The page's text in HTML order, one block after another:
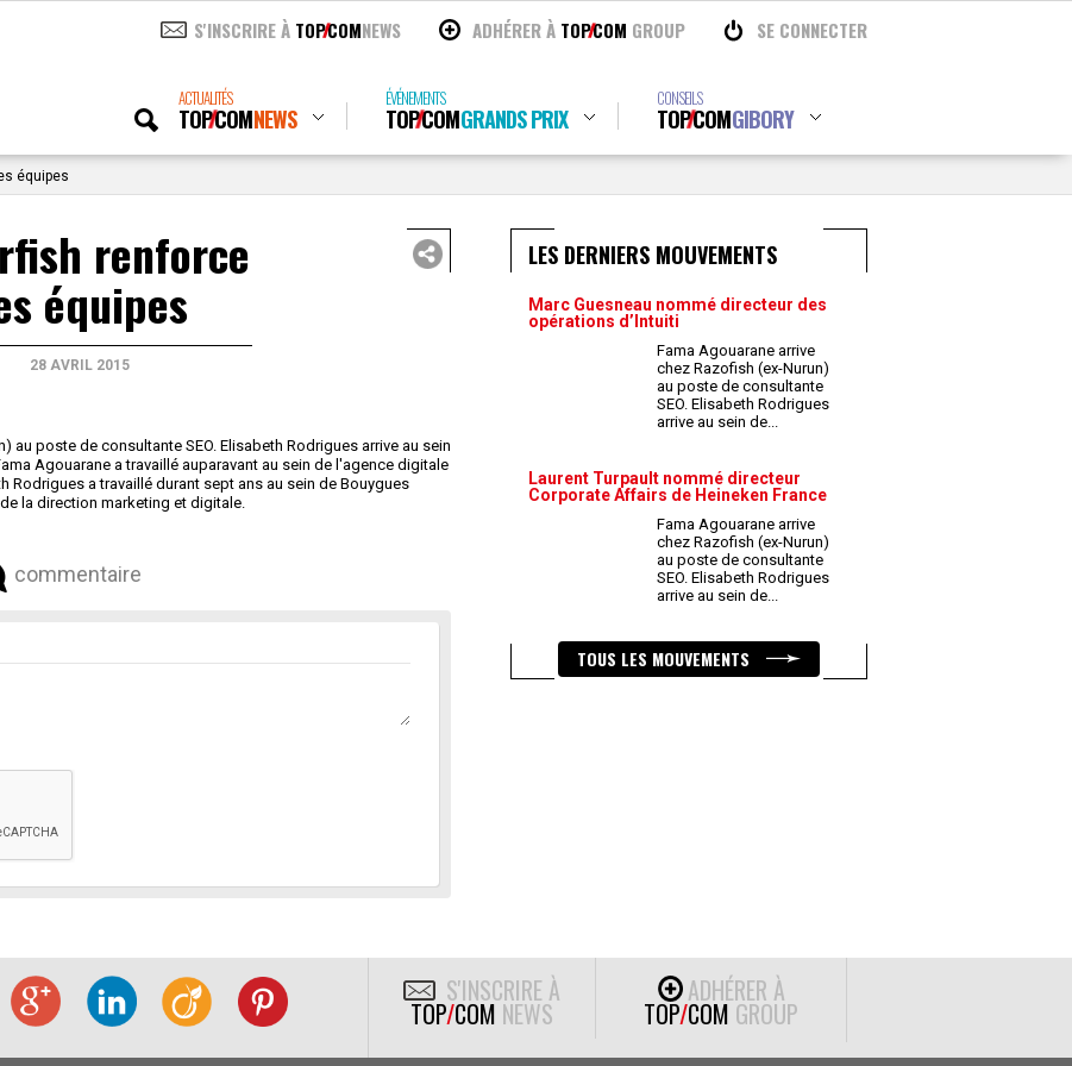
S'INSCRIRE À TOPCOMNEWS ADHÉRER À TOPCOM GROUP SE CONNECTER
ACTUALITÉS
TOPCOMNEWS
ÉVÉNEMENTS
TOPCOMGRANDS PRIX
CONSEILS
TOPCOMGIBORY
équipes
renforce
équipes
28 AVRIL 2015
au poste de consultante SEO. Elisabeth Rodrigues arrive au sein
Agouarane a travaillé auparavant au sein de l'agence digitale
Rodrigues a travaillé durant sept ans au sein de Bouygues
la direction marketing et digitale.
commentaire
LES DERNIERS MOUVEMENTS
Marc Guesneau nommé directeur des
opérations d’Intuiti
Fama Agouarane arrive
chez Razofish (ex-Nurun)
au poste de consultante
SEO. Elisabeth Rodrigues
arrive au sein de...
Laurent Turpault nommé directeur
Corporate Affairs de Heineken France
Fama Agouarane arrive
chez Razofish (ex-Nurun)
au poste de consultante
SEO. Elisabeth Rodrigues
arrive au sein de...
TOUS LES MOUVEMENTS
S'INSCRIRE À
TOP/COM NEWS
ADHÉRER À
TOP/COM GROUP